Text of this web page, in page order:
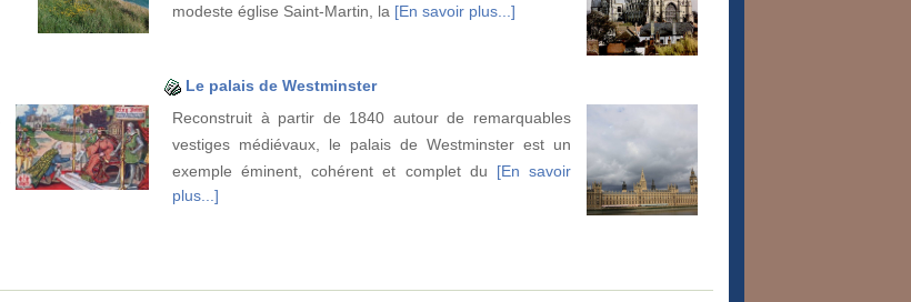
modeste église Saint-Martin, la [En savoir plus...]
Le palais de Westminster
Reconstruit à partir de 1840 autour de remarquables
vestiges médiévaux, le palais de Westminster est un
exemple éminent, cohérent et complet du [En savoir
plus...]